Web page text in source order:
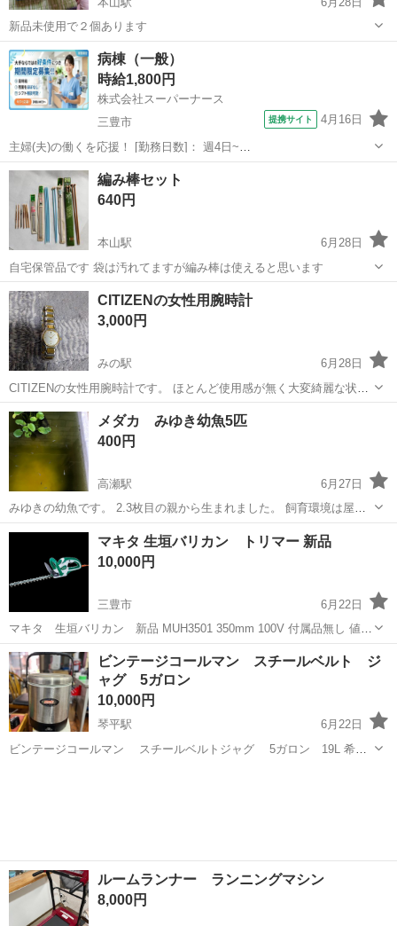
新品未使用で２個あります
香川 三豊市 本山駅
病棟（一般）
時給1,800円
株式会社スーパーナース
三豊市
提携サイト 4月16日
主婦(夫)の働くを応援！ [勤務日数]： 週4日~
08:00~17:00/07:00~16:00/10:00~19:00/16:00~09:00 月/火/水/木/金/土/
日 などから選べます [勤務地・最寄駅]： 香川...
香川 三豊市 看護師
編み棒セット
640円
本山駅
6月28日
自宅保管品です 袋は汚れてますが編み棒は使えると思います
香川 三豊市 その他 編み棒
CITIZENの女性用腕時計
3,000円
みの駅
6月28日
CITIZENの女性用腕時計です。 ほとんど使用感が無く大変綺麗な状態
だと思いますが、中古品と言う事を御理解の上問い合わせ宜しくお願
いします。 動作確認はしておりますが電池交換は個々でお願い申し
上げます。 宜しく検討お願いし...
香川 三豊市 みの駅 その他 CITIZEN
メダカ みゆき幼魚5匹
400円
高瀬駅
6月27日
みゆきの幼魚です。 2.3枚目の親から生まれました。 飼育環境は屋外
飼育です。 雄雌の分別はしませんので宜しくお願いします。 入れ物に
入れて渡します。 帰りの水漏れ防止にビニール袋（ゴミ袋など）をお
願いします。 ※...
香川 三豊市 高瀬駅 その他 メダカ
マキタ 生垣バリカン トリマー 新品
10,000円
三豊市
6月22日
マキタ 生垣バリカン 新品 MUH3501 350mm 100V 付属品無し 値下
げ不可 引き取り限定
香川 三豊市
ビンテージコールマン スチールベルト ジ
ャグ 5ガロン
10,000円
琴平駅
6月22日
ビンテージコールマン スチールベルトジャグ 5ガロン 19L 希少
ルームランナー ランニングマシン
8,000円